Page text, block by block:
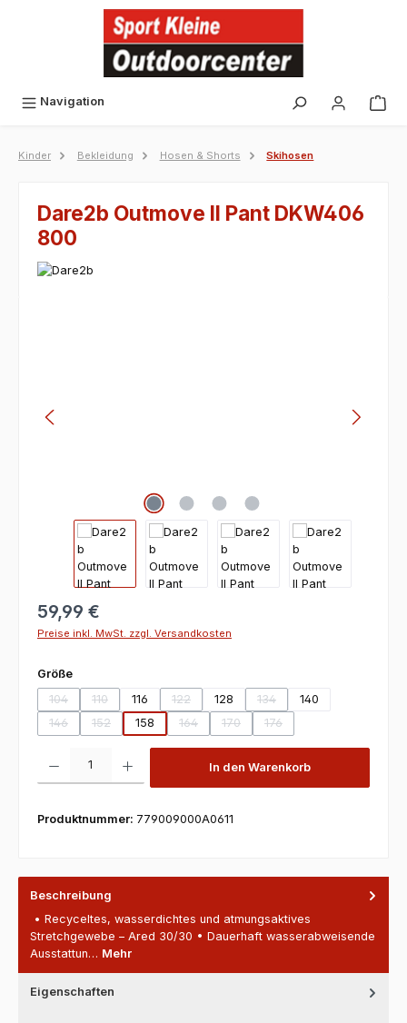
Navigation
Kinder Bekleidung Hosen & Shorts Skihosen
Dare2b Outmove II Pant DKW406
800
59,99 €
Preise inkl. MwSt. zzgl. Versandkosten
Größeauswählen
104
(Diese Option ist zurzeit nicht verfügbar.)
110
(Diese Option ist zurzeit nicht verfügbar.)
116 122
(Diese Option ist zurzeit nicht verfügbar.)
128 134
(Diese Option ist zurzeit
140
146
(Diese Option ist zurzeit nicht verfügbar.)
152
(Diese Option ist zurzeit nicht verfügbar.)
158 164
(Diese Option ist zurzeit nicht verfügbar.)
170
(Diese Option ist zurzeit nicht
176
(Diese Option ist zurzeit
Produkt Anzahl: Gib den gewünschten Wert ein oder benutze die
In den Warenkorb
Produktnummer: 779009000A0611
Beschreibung
• Recyceltes, wasserdichtes und atmungsaktives
Stretchgewebe – Ared 30/30 • Dauerhaft wasserabweisende
Ausstattun… Mehr
Eigenschaften